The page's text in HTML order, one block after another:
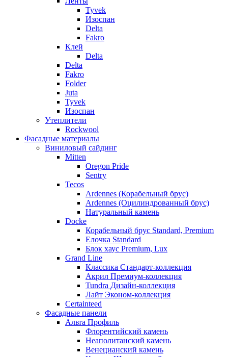
Tyvek
Изоспан
Delta
Fakro
Клей
Delta
Delta
Fakro
Folder
Juta
Tyvek
Изоспан
Утеплители
Rockwool
Фасадные материалы
Виниловый сайдинг
Mitten
Oregon Pride
Sentry
Tecos
Ardennes (Корабельный брус)
Ardennes (Оцилиндрованный брус)
Натуральный камень
Docke
Корабельный брус Standard, Premium
Елочка Standard
Блок хаус Premium, Lux
Grand Line
Классика Стандарт-коллекция
Акрил Премиум-коллекция
Tundra Дизайн-коллекция
Лайт Эконом-коллекция
Certainteed
Фасадные панели
Альта Профиль
Флорентийский камень
Неаполитанский камень
Венецианский камень